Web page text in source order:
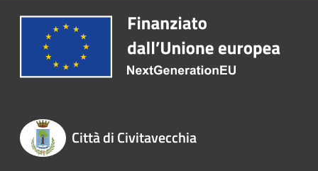
Città di Civitavecchia